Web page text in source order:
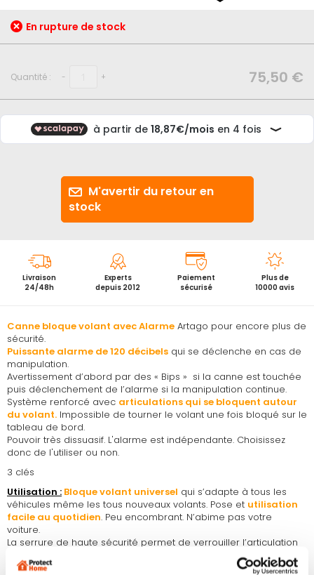
de
la
Canne bloque volant avec Alarme Artago pour encore plus de
sécurité.
Puissante alarme de 120 décibels qui se déclenche en cas de
manipulation.
Avertissement d’abord par des « Bips » si la canne est touchée
puis déclenchement de l’alarme si la manipulation continue.
Système renforcé avec articulations qui se bloquent autour
du volant. Impossible de tourner le volant une fois bloqué sur le
tableau de bord.
Pouvoir très dissuasif. L'alarme est indépendante. Choisissez
donc de l'utiliser ou non.
3 clés
Utilisation : Bloque volant universel qui s’adapte à tous les
véhicules même les tous nouveaux volants. Pose et utilisation
facile au quotidien. Peu encombrant. N’abime pas votre
voiture.
La serrure de haute sécurité permet de verrouiller l’articulation
en un tour de main. Votre véhicule est alors sécurisé contre le
vol.
En rupture de stock
Quantité : - + 75,50 €
M'avertir du retour en
stock
Livraison
24/48h
Experts
depuis 2012
Paiement
sécurisé
Plus de
10000 avis